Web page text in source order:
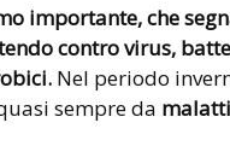
importante, che
contro virus,
Nel periodo
sempre da